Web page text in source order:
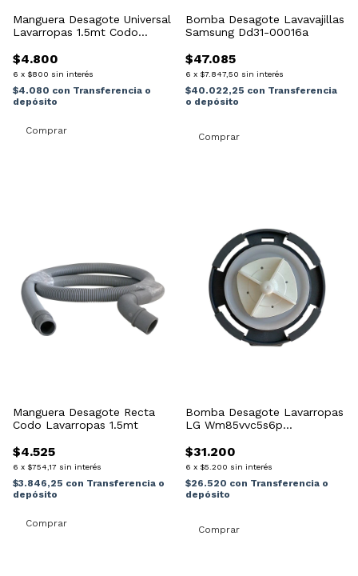
Manguera Desagote Universal
Lavarropas 1.5mt Codo
$4.800
6 x $800 sin interés
$4.080 con Transferencia o
depósito
Bomba Desagote Lavavajillas
Samsung Dd31-00016a
$47.085
6 x $7.847,50 sin interés
$40.022,25 con Transferencia
o depósito
Manguera Desagote Recta
Codo Lavarropas 1.5mt
$4.525
6 x $754,17 sin interés
$3.846,25 con Transferencia o
depósito
Bomba Desagote Lavarropas
LG Wm85vvc5s6p
$31.200
6 x $5.200 sin interés
$26.520 con Transferencia o
depósito